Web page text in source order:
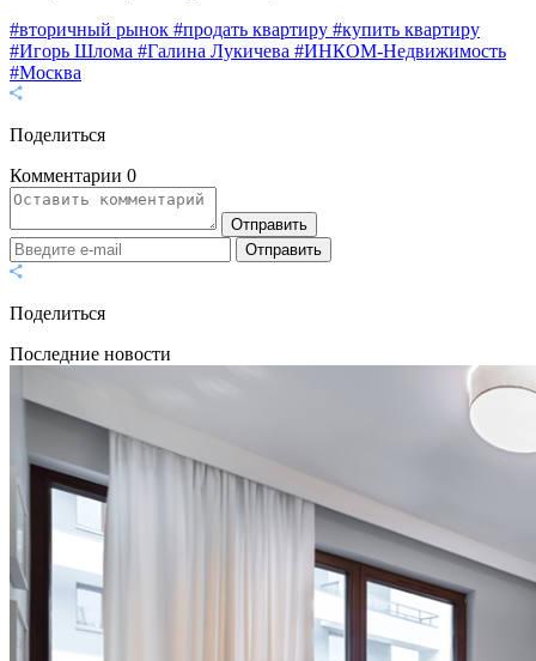
#вторичный рынок #продать квартиру #купить квартиру
#Игорь Шлома #Галина Лукичева #ИНКОМ-Недвижимость
#Москва
Поделиться
Комментарии 0
Отправить
Отправить
Поделиться
Последние новости